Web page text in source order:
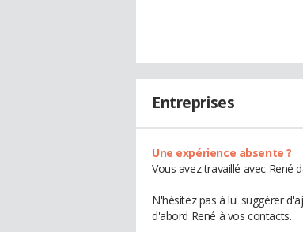
Entreprises
Une expérience absente ?
Vous avez travaillé avec René
N'hésitez pas à lui suggérer
d'abord René à vos contacts.